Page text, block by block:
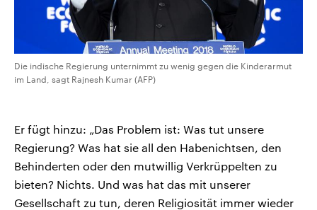
Die indische Regierung unternimmt zu wenig gegen die Kinderarmut
im Land, sagt Rajnesh Kumar (AFP)
Er fügt hinzu: „Das Problem ist: Was tut unsere
Regierung? Was hat sie all den Habenichtsen, den
Behinderten oder den mutwillig Verkrüppelten zu
bieten? Nichts. Und was hat das mit unserer
Gesellschaft zu tun, deren Religiosität immer wieder